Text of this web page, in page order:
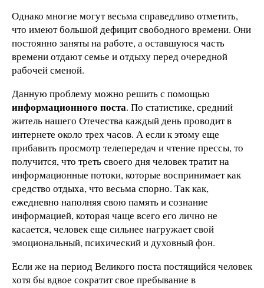
Однако многие могут весьма справедливо отметить,
что имеют большой дефицит свободного времени. Они
постоянно заняты на работе, а оставшуюся часть
времени отдают семье и отдыху перед очередной
рабочей сменой.
Данную проблему можно решить с помощью
информационного поста. По статистике, средний
житель нашего Отечества каждый день проводит в
интернете около трех часов. А если к этому еще
прибавить просмотр телепередач и чтение прессы, то
получится, что треть своего дня человек тратит на
информационные потоки, которые воспринимает как
средство отдыха, что весьма спорно. Так как,
ежедневно наполняя свою память и сознание
информацией, которая чаще всего его лично не
касается, человек еще сильнее нагружает свой
эмоциональный, психический и духовный фон.
Если же на период Великого поста постящийся человек
хотя бы вдвое сократит свое пребывание в